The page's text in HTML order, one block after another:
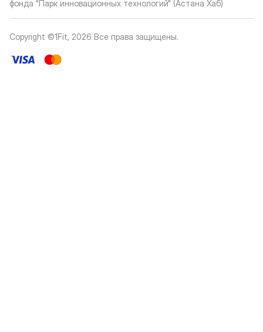
фонда "Парк инновационных технологий" (Астана Хаб)
Copyright ©1Fit, 2026 Все права защищены.